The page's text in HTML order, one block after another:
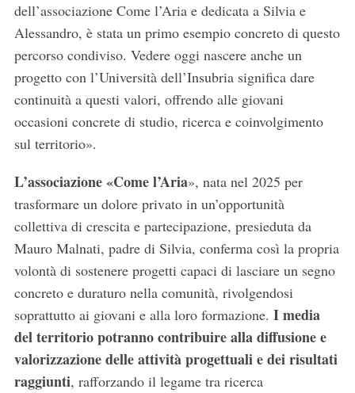
dell’associazione Come l’Aria e dedicata a Silvia e
Alessandro, è stata un primo esempio concreto di questo
percorso condiviso. Vedere oggi nascere anche un
progetto con l’Università dell’Insubria significa dare
continuità a questi valori, offrendo alle giovani
occasioni concrete di studio, ricerca e coinvolgimento
sul territorio».
L’associazione «Come l’Aria», nata nel 2025 per
trasformare un dolore privato in un’opportunità
collettiva di crescita e partecipazione, presieduta da
Mauro Malnati, padre di Silvia, conferma così la propria
volontà di sostenere progetti capaci di lasciare un segno
concreto e duraturo nella comunità, rivolgendosi
soprattutto ai giovani e alla loro formazione. I media
del territorio potranno contribuire alla diffusione e
valorizzazione delle attività progettuali e dei risultati
raggiunti, rafforzando il legame tra ricerca
h
f
o